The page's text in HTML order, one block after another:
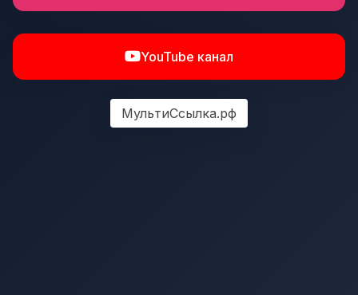
YouTube канал
МультиСсылка.рф